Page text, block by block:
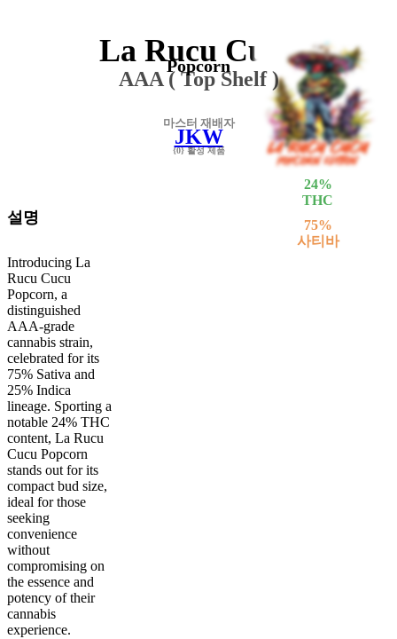
24%
THC
75%
사티바
La Rucu Cucu
Popcorn
AAA ( Top Shelf )
마스터 재배자
JKW
{0} 활성 제품
설명
Introducing La
Rucu Cucu
Popcorn, a
distinguished
AAA-grade
cannabis strain,
celebrated for its
75% Sativa and
25% Indica
lineage. Sporting a
notable 24% THC
content, La Rucu
Cucu Popcorn
stands out for its
compact bud size,
ideal for those
seeking
convenience
without
compromising on
the essence and
potency of their
cannabis
experience.